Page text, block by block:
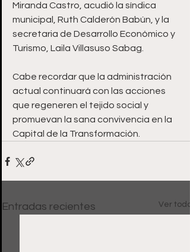
Miranda Castro, acudió la síndica
municipal, Ruth Calderón Babún, y la
secretaria de Desarrollo Económico y
Turismo, Laila Villasuso Sabag.
Cabe recordar que la administración
actual continuará con las acciones
que regeneren el tejido social y
promuevan la sana convivencia en la
Capital de la Transformación.
Entradas recientes Ver todo